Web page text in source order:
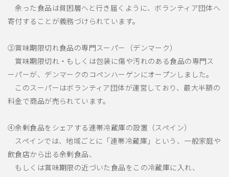
余った食品は貧困層へと行き届くように、ボランティア団体へ
寄付することが義務づけられています。
③賞味期限切れ食品の専門スーパー（デンマーク）
賞味期限切れ・もしくは包装に傷や汚れのある食品の専門ス
ーパーが、デンマークのコペンハーゲンにオープンしました。
このスーパーはボランティア団体が運営しており、最大半額の
料金で商品が売られています。
④余剰食品をシェアする連帯冷蔵庫の設置（スペイン）
スペインでは、地域ごとに「連帯冷蔵庫」という、一般家庭や
飲食店から出る余剰食品、
もしくは賞味期限の近づいた食品をこの冷蔵庫に入れ、